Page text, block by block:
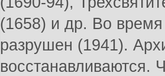
(1658) и др. Во
разрушен (1941).